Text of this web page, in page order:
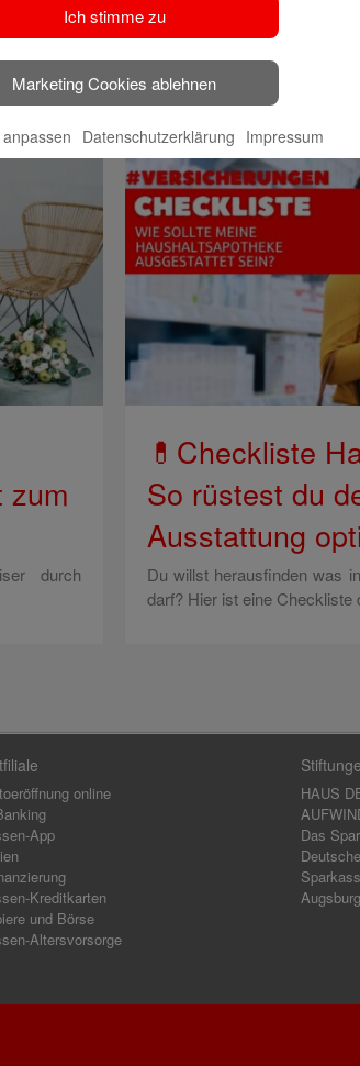
in jeder Lebenslage!
zum
durch
💊Checkliste
So rüstest du
Ausstattung
Du willst herausfinden was
darf? Hier ist eine Checkliste
online
App
Kreditkarten
und Börse
Altersvorsorge
HAUS
Das
Augsburg
Ich stimme zu
Marketing Cookies ablehnen
Datenschutzerklärung Impressum